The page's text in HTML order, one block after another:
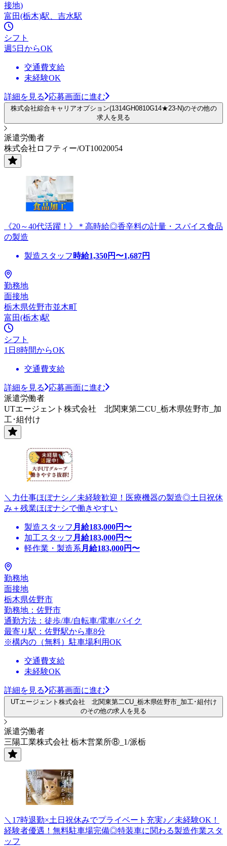
接地)
富田(栃木)駅、吉水駅
シフト
週5日からOK
交通費支給
未経験OK
詳細を見る 応募画面に進む
株式会社綜合キャリアオプション(1314GH0810G14★23-N)のその他の
求人を見る
派遣労働者
株式会社ロフティー/OT10020054
《20～40代活躍！》＊高時給◎香辛料の計量・スパイス食品
の製造
製造スタッフ 時給1,350円〜1,687円
勤務地
面接地
栃木県佐野市並木町
富田(栃木)駅
シフト
1日8時間からOK
交通費支給
詳細を見る
応募画面に進む
派遣労働者
UTエージェント株式会社 北関東第二CU_栃木県佐野市_加
工･組付け
＼力仕事ほぼナシ／未経験歓迎！医療機器の製造◎土日祝休
み＋残業ほぼナシで働きやすい
製造スタッフ 月給183,000円〜
加工スタッフ 月給183,000円〜
軽作業・製造系 月給183,000円〜
勤務地
面接地
栃木県佐野市
勤務地：佐野市
通勤方法：徒歩/車/自転車/電車/バイク
最寄り駅：佐野駅から車8分
※構内の（無料）駐車場利用OK
交通費支給
未経験OK
詳細を見る 応募画面に進む
UTエージェント株式会社 北関東第二CU_栃木県佐野市_加工･組付け
のその他の求人を見る
派遣労働者
三陽工業株式会社 栃木営業所⑧_1/派栃
＼17時退勤×土日祝休みでプライベート充実♪／未経験OK！
経験者優遇！無料駐車場完備◎特装車に関わる製造作業スタ
ッフ